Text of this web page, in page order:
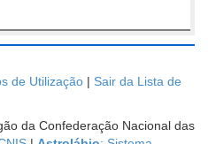
de Utilização | Sair da Lista de
da Confederação Nacional das